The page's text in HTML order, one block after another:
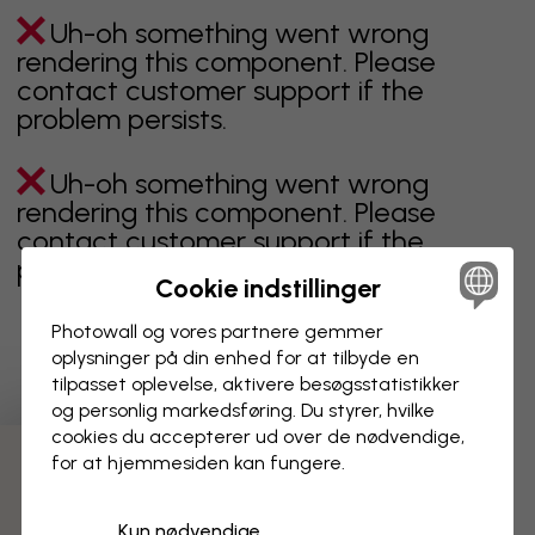
Uh-oh something went wrong
rendering this component. Please
contact customer support if the
problem persists.
Uh-oh something went wrong
rendering this component. Please
contact customer support if the
problem persists.
Viser side 1 af 1 sider
Opdag flere kategorier
Cookie indstillinger
Photowall og vores partnere gemmer
oplysninger på din enhed for at tilbyde en
tilpasset oplevelse, aktivere besøgs­statistikker
og personlig markedsføring. Du styrer, hvilke
cookies du accepterer ud over de nødvendige,
for at hjemmesiden kan fungere.